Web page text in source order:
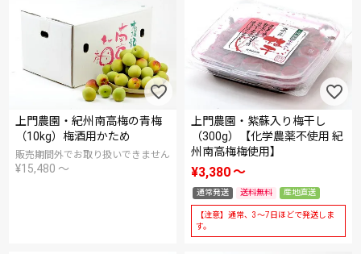
上門農園・紀州南高梅の青梅
（10kg）梅酒用かため
販売期間外でお取り扱いできません
¥15,480 〜
上門農園・紫蘇入り梅干し
（300g）【化学農薬不使用 紀
州南高梅梅使用】
¥3,380〜
通常発送 送料無料 産地直送
【注意】通常、3～7日ほどで発送しま
す。